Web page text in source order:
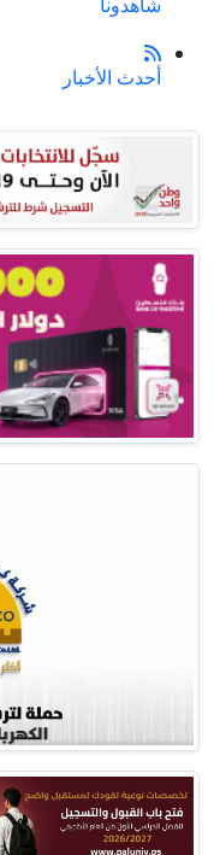
أحدث الأخبار